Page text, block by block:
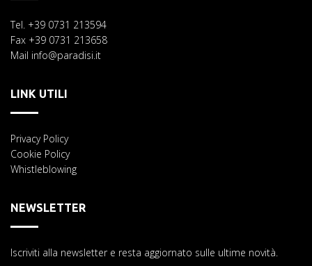
Tel. +39 0731 213594
Fax +39 0731 213658
Mail info@paradisi.it
LINK UTILI
Privacy Policy
Cookie Policy
Whistleblowing
NEWSLETTER
Iscriviti alla newsletter e resta aggiornato sulle ultime novità.